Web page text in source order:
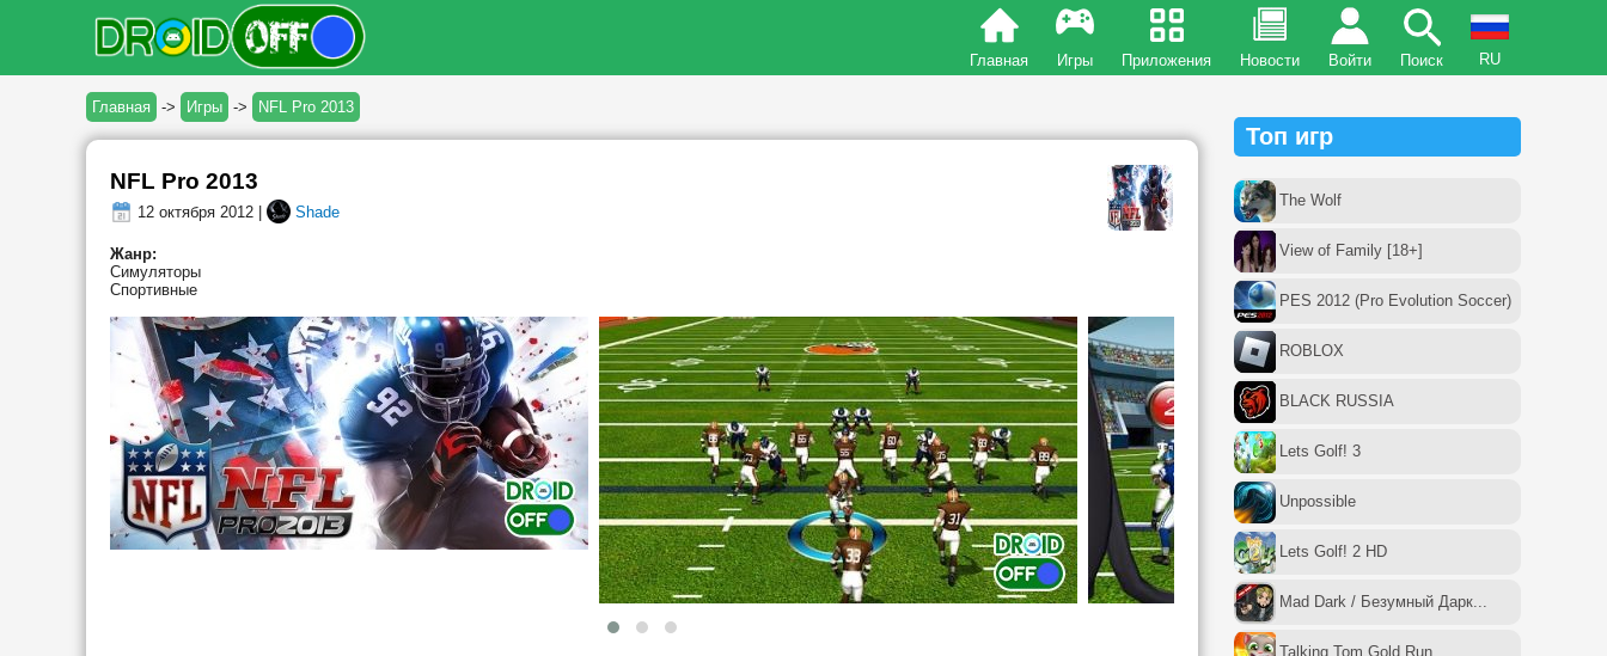
Главная Игры Приложения Новости Войти Поиск RU
Главная -> Игры -> NFL Pro 2013
NFL Pro 2013
12 октября 2012 | Shade
Жанр:
Симуляторы
Спортивные
Топ игр
The Wolf
View of Family [18+]
PES 2012 (Pro Evolution Soccer)
ROBLOX
BLACK RUSSIA
Lets Golf! 3
Unpossible
Lets Golf! 2 HD
Mad Dark / Безумный Дарк...
Talking Tom Gold Run